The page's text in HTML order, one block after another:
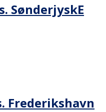
SønderjyskE
Frederikshavn